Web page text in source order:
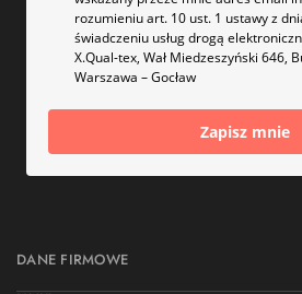
rozumieniu art. 10 ust. 1 ustawy z
świadczeniu usług drogą
X.Qual-tex, Wał Miedzeszyński 646,
Warszawa – Gocław
Zapisz mnie
DANE FIRMOWE